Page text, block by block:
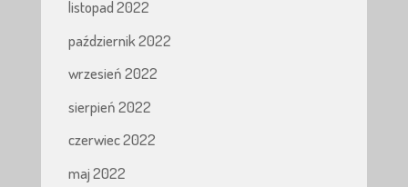
listopad 2022
październik 2022
wrzesień 2022
sierpień 2022
czerwiec 2022
maj 2022